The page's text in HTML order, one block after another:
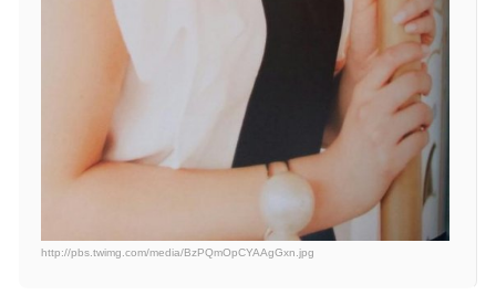
http://pbs.twimg.com/media/BzPQmOpCYAAgGxn.jpg